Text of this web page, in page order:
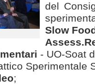
del
Slow
- UO-Soat
Sperimentale
;